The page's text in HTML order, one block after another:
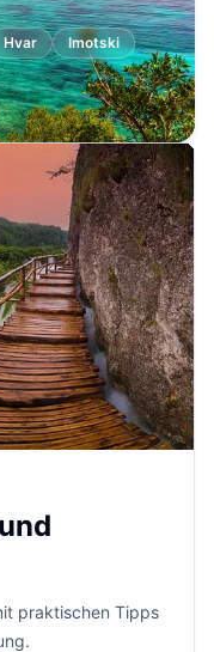
Hvar
Imotski
praktischen Tipps